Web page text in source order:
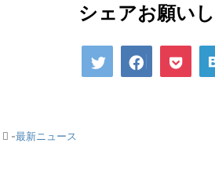
シェアお願い
-最新ニュース